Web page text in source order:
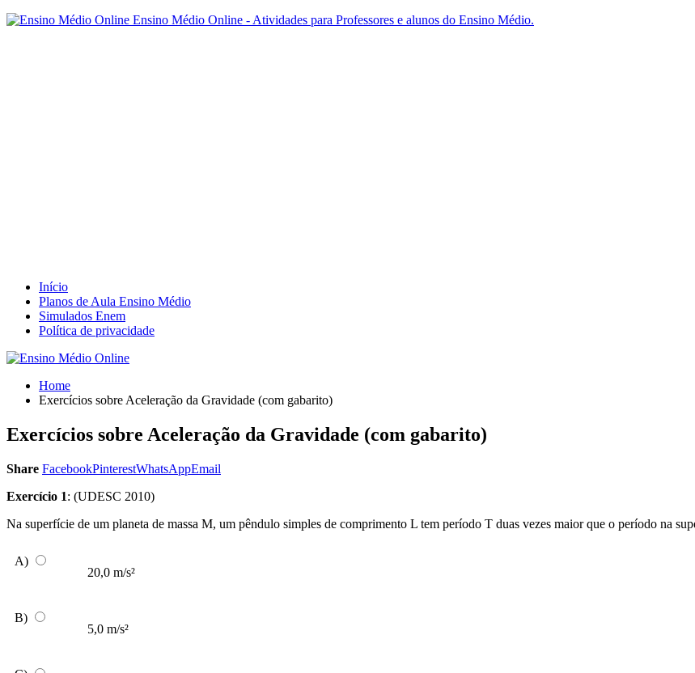
Ensino Médio Online - Atividades para Professores e alunos do Ensino Médio.
Início
Planos de Aula Ensino Médio
Simulados Enem
Política de privacidade
Home
Exercícios sobre Aceleração da Gravidade (com gabarito)
Exercícios sobre Aceleração da Gravidade (com gabarito)
Share FacebookPinterestWhatsAppEmail
Exercício 1: (UDESC 2010)
Na superfície de um planeta de massa M, um pêndulo simples de comprimento L tem período T duas vezes maior que o período na
A)
20,0 m/s²
B)
5,0 m/s²